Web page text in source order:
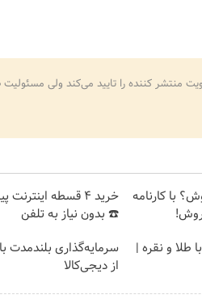
منتشر کننده را تایید می‌کند ولی
با کارنامه
خرید 4 قسطه
☎️ بدون نیاز به تلفن
طلا و نقره |
سرمایه‌گذاری بلندمدت
از دیجی‌کالا